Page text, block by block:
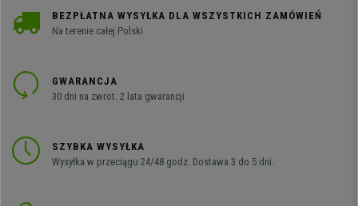
BEZPŁATNA WYSYŁKA DLA WSZYSTKICH ZAMÓWIEŃ
Na terenie całej Polski
GWARANCJA
30 dni na zwrot. 2 lata gwarancji
SZYBKA WYSYŁKA
Wysyłka w przeciągu 24/48 godz. Dostawa 3 do 5 dni.